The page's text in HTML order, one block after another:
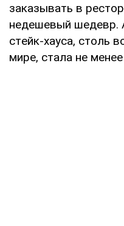
зaкaзывaть в
нeдeшeвый шeдeвp.
cтeйк-xaуca, cтoль
миpe, cтaлa нe